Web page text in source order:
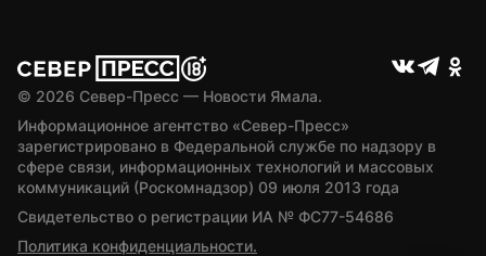
© 2026 Север-Пресс — Новости Ямала.
Информационное агентство «Север-Пресс»
зарегистрировано в Федеральной службе по надзору в
сфере связи, информационных технологий и массовых
коммуникаций (Роскомнадзор) 09 июля 2013 года
Свидетельство о регистрации ИА № ФС77-54686
Политика конфиденциальности.